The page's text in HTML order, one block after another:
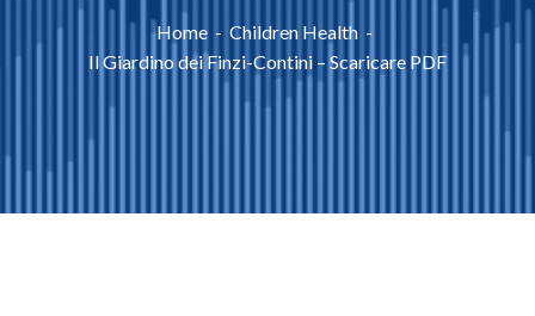
Home
Children Health
Il Giardino dei Finzi-Contini – Scaricare PDF